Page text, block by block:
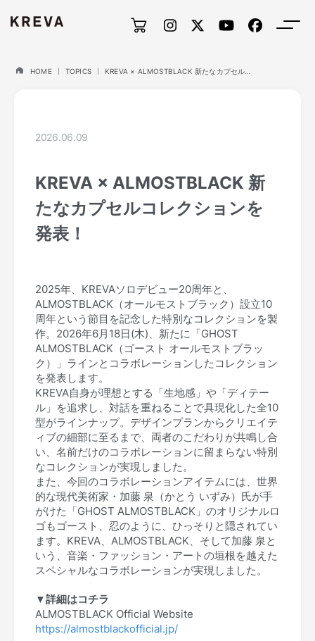
HOME TOPICS
2026.06.09
KREVA × ALMOSTBLACK 新
たなカプセルコレクションを
発表！
2025年、KREVAソロデビュー20周年と、
ALMOSTBLACK（オールモストブラック）設立10
周年という節目を記念した特別なコレクションを製
作。2026年6月18日(木)、新たに「GHOST
ALMOSTBLACK（ゴースト オールモストブラッ
ク）」ラインとコラボレーションしたコレクション
を発表します。
KREVA自身が理想とする「生地感」や「ディテー
ル」を追求し、対話を重ねることで具現化した全10
型がラインナップ。デザインプランからクリエイテ
ィブの細部に至るまで、両者のこだわりが共鳴し合
い、名前だけのコラボレーションに留まらない特別
なコレクションが実現しました。
また、今回のコラボレーションアイテムには、世界
的な現代美術家・加藤 泉（かとう いずみ）氏が手
がけた「GHOST ALMOSTBLACK」のオリジナルロ
ゴもゴースト、忍のように、ひっそりと隠されてい
ます。KREVA、ALMOSTBLACK、そして加藤 泉と
いう、音楽・ファッション・アートの垣根を越えた
スペシャルなコラボレーションが実現しました。
▼詳細はコチラ
ALMOSTBLACK Official Website
https://almostblackofficial.jp/